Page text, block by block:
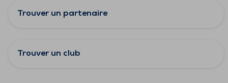
Trouver un partenaire
Trouver un club